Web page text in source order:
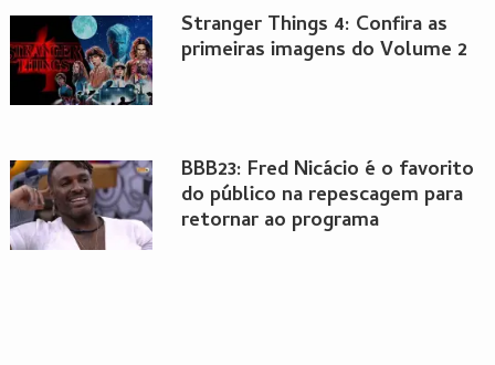
Stranger Things 4: Confira as
primeiras imagens do Volume 2
BBB23: Fred Nicácio é o favorito
do público na repescagem para
retornar ao programa